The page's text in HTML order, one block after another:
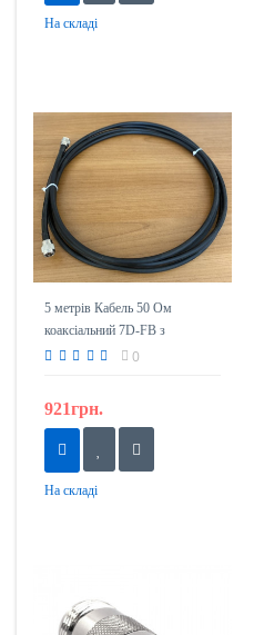
На складі
5 метрів Кабель 50 Ом
коаксіальний 7D-FB з
роз'ємами N-тип (тато)
0
921грн.
На складі